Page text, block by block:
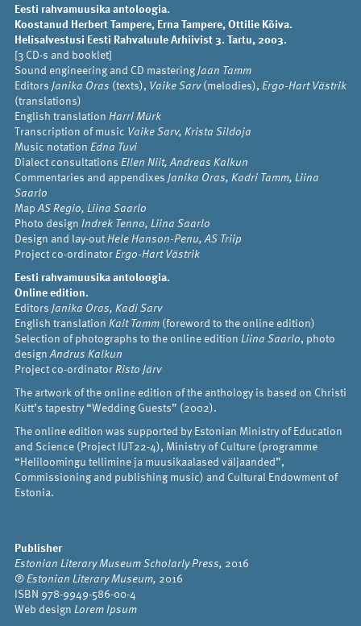
Eesti rahvamuusika antoloogia.
Koostanud Herbert Tampere, Erna Tampere, Ottilie Kõiva.
Helisalvestusi Eesti Rahvaluule Arhiivist 3. Tartu, 2003.
[3 CD-s and booklet]
Sound engineering and CD masteringJaan Tamm
Editors Janika Oras (texts), Vaike Sarv(melodies), Ergo-Hart Västrik
(translations)
English translation Harri Mürk
Transcription of music Vaike Sarv, Krista Sildoja
Music notation Edna Tuvi
Dialect consultations Ellen Niit, Andreas Kalkun
Commentaries and appendixes Janika Oras, Kadri Tamm, Liina
Saarlo
MapAS Regio, Liina Saarlo
Photo design Indrek Tenno, Liina Saarlo
Design and lay-outHele Hanson-Penu, AS Triip
Project co-ordinatorErgo-Hart Västrik
Eesti rahvamuusika antoloogia.
Online edition.
Editors Janika Oras, Kadi Sarv
English translation Kait Tamm (foreword to the online edition)
Selection of photographs to the online edition Liina Saarlo, photo
designAndrus Kalkun
Project co-ordinatorRisto Järv
The artwork of the online edition of the anthology is based on Christi
Kütt’s tapestry “Wedding Guests” (2002).
The online edition was supported by Estonian Ministry of Education
and Science (Project IUT22-4), Ministry of Culture (programme
“Heliloomingu tellimine ja muusikaalased väljaanded”,
Commissioning and publishing music) and Cultural Endowment of
Estonia.
Publisher
Estonian Literary Museum Scholarly Press, 2016
℗Estonian Literary Museum, 2016
ISBN 978-9949-586-00-4
Web design Lorem Ipsum